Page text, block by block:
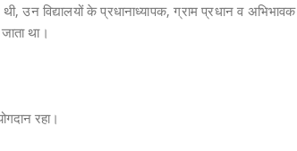
उन विद्यालयों के प्रधानाध्यापक, ग्राम प्रधान व अभिभावक
था।
रहा।